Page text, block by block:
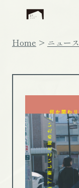
Home ニュース